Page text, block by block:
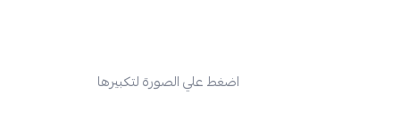
اضغط علي الصورة لتكبيرها